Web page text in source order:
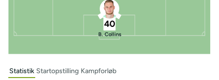
40
B. Collins
Statistik Startopstilling Kampforløb